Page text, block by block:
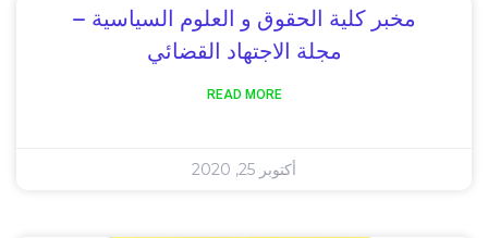
مخبر كلية الحقوق و العلوم السياسية –
مجلة الاجتهاد القضائي
READ MORE
أكتوبر 25, 2020